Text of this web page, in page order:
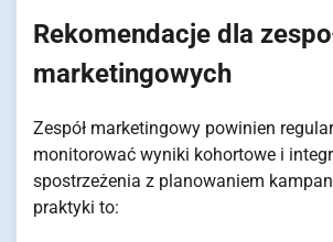
Rekomendacje dla
marketingowych
Zespół marketingowy powinien
monitorować wyniki kohortowe i
spostrzeżenia z planowaniem
praktyki to: